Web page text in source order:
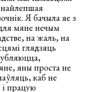
Я бачыла яе з
для мяне нечым
на жаль, на
глядзяць
яны проста не
каб не
і працую